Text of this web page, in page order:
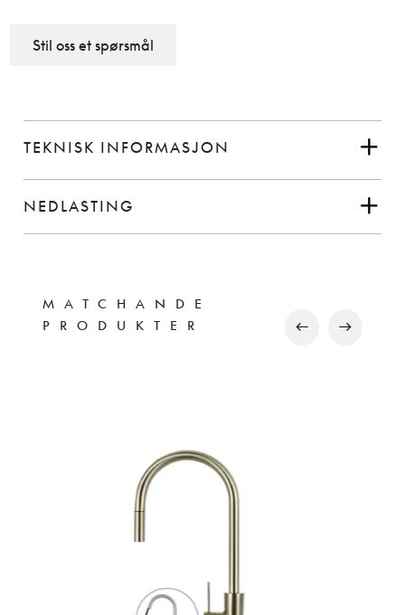
Stil oss et spørsmål
TEKNISK INFORMASJON
NEDLASTING
MATCHANDE
PRODUKTER